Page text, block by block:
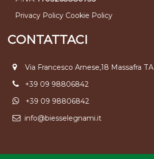
Privacy Policy Cookie Policy
CONTATTACI
Via Francesco Arnese,18 Massafra TA
+39 09 98806842
+39 09 98806842
info@biesselegnami.it